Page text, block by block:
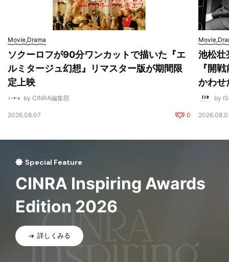
Movie,Drama
ソクーロフが90分ワンカットで描いた『エ
ルミタージュ幻想』リマスター版が期間限
定上映
by CINRA編集部
2026.08.07 0
池松壮
『開
かわせ
by
Special Feature
CINRA Inspiring Awards
Edition 2026
詳しくみる